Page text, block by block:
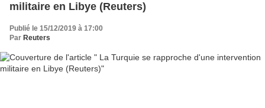
militaire en Libye (Reuters)
Publié le 15/12/2019 à 17:00
Par Reuters